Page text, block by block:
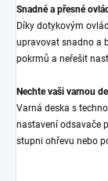
Snadné a přesné
Díky dotykovým
upravovat snadno a
pokrmů a neřešit
Nechte vaši varnou
Varná deska s
nastavení odsavače
stupni ohřevu nebo